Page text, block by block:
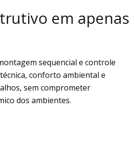
em apenas
sequencial e controle
conforto ambiental e
sem comprometer
dos ambientes.